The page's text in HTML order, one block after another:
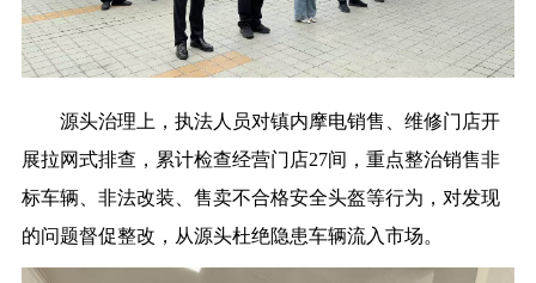
源头治理上，执法人员对镇内摩电销售、维修门店开
展拉网式排查，累计检查经营门店27间，重点整治销售非
标车辆、非法改装、售卖不合格安全头盔等行为，对发现
的问题督促整改，从源头杜绝隐患车辆流入市场。